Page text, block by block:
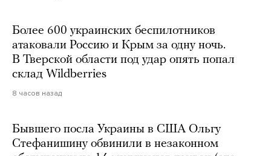
Более 600 украинских беспилотников
атаковали Россию и Крым за одну ночь.
В Тверской области под удар опять попал
склад Wildberries
8 часов назад
Бывшего посла Украины в США Ольгу
Стефанишину обвинили в незаконном